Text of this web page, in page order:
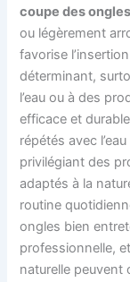
coupe des ongles
ou légèrement
favorise
déterminant,
l’eau ou à des
efficace et
répétés avec
privilégiant des
adaptés à la
routine
ongles bien
professionnelle,
naturelle peuvent